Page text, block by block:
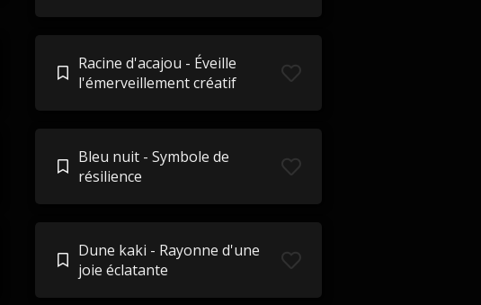
Racine d'acajou - Éveille
l'émerveillement créatif
Bleu nuit - Symbole de
résilience
Dune kaki - Rayonne d'une
joie éclatante